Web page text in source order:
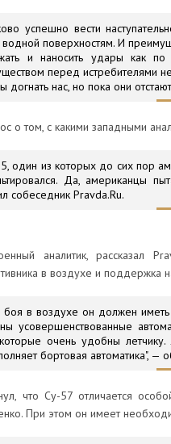
успешно вести
поверхностям. И
и наносить удары как
перед истребителями
догнать нас, но пока они
о том, с какими западными
один из которых до сих пор
Да, американцы
собеседник Pravda.Ru.
аналитик, рассказал
в воздухе и поддержка
в воздухе он должен
усовершенствованные
очень удобны
бортовая автоматика", —
что Су-57 отличается
При этом он имеет